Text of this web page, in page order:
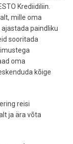
Krediidiliin.
mille oma
paindliku
sooritada
oma
kõige
reisi
ja ära võta